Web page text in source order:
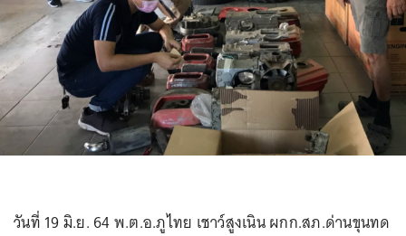
วันที่ 19 มิ.ย. 64 พ.ต.อ.ภูไทย เชาว์สูงเนิน ผกก.สภ.ด่านขุนทด